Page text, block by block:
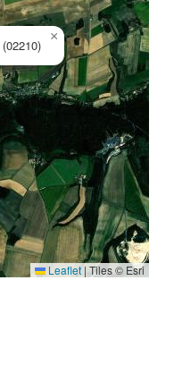
(02210)
×
Leaflet | Tiles © Esri